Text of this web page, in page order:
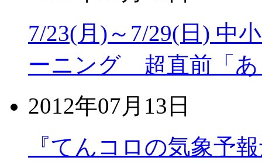
7/23(月)～7/29(日) 中
ーニング 超直前「あ
2012年07月13日
『てんコロの気象予